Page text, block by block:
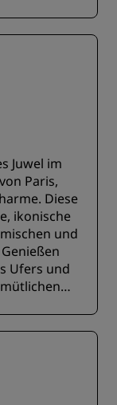
Juwel im
Paris,
Diese
ikonische
und
Ufers und